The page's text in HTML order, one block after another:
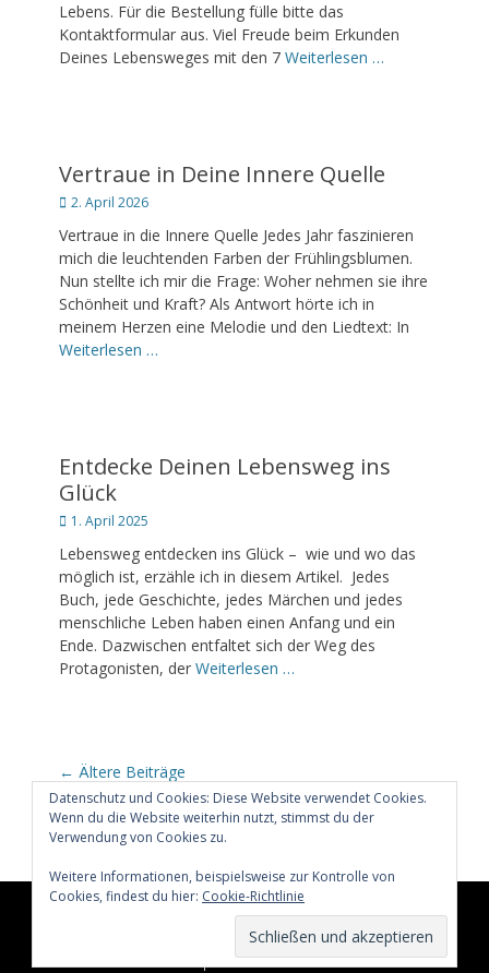
Lebens. Für die Bestellung fülle bitte das
Kontaktformular aus. Viel Freude beim Erkunden
Deines Lebensweges mit den 7 Weiterlesen …
Vertraue in Deine Innere Quelle
Posted
2. April 2026
Vertraue in die Innere Quelle Jedes Jahr faszinieren
mich die leuchtenden Farben der Frühlingsblumen.
Nun stellte ich mir die Frage: Woher nehmen sie ihre
Schönheit und Kraft? Als Antwort hörte ich in
meinem Herzen eine Melodie und den Liedtext: In
Weiterlesen …
Entdecke Deinen Lebensweg ins
Glück
Posted
1. April 2025
Lebensweg entdecken ins Glück – wie und wo das
möglich ist, erzähle ich in diesem Artikel. Jedes
Buch, jede Geschichte, jedes Märchen und jedes
menschliche Leben haben einen Anfang und ein
Ende. Dazwischen entfaltet sich der Weg des
Protagonisten, der Weiterlesen …
Beitragsnavigation
← Ältere Beiträge
Datenschutz und Cookies: Diese Website verwendet Cookies.
Wenn du die Website weiterhin nutzt, stimmst du der
Verwendung von Cookies zu.
Weitere Informationen, beispielsweise zur Kontrolle von
Cookies, findest du hier: Cookie-Richtlinie
Glücklich märchenhaft lebenAll Rights
Reserved.
Catch Adaptive vonCatch Themes